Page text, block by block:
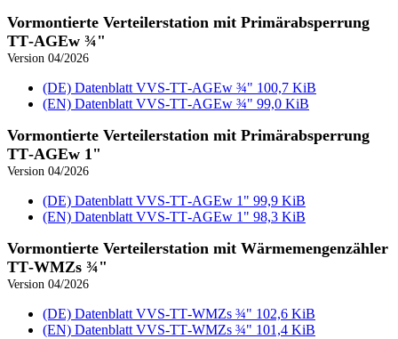
Vormontierte Verteilerstation mit Primärabsperrung
TT‑AGEw ¾"
Version 04/2026
(DE) Datenblatt VVS‑TT‑AGEw ¾" 100,7 KiB
(EN) Datenblatt VVS‑TT‑AGEw ¾" 99,0 KiB
Vormontierte Verteilerstation mit Primärabsperrung
TT‑AGEw 1"
Version 04/2026
(DE) Datenblatt VVS‑TT‑AGEw 1" 99,9 KiB
(EN) Datenblatt VVS‑TT‑AGEw 1" 98,3 KiB
Vormontierte Verteilerstation mit Wärmemengenzähler
TT‑WMZs ¾"
Version 04/2026
(DE) Datenblatt VVS‑TT‑WMZs ¾" 102,6 KiB
(EN) Datenblatt VVS‑TT‑WMZs ¾" 101,4 KiB